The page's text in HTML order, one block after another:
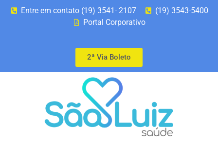
Entre em contato (19) 3541- 2107
(19) 3543-5400
Portal Corporativo
2ª Via Boleto